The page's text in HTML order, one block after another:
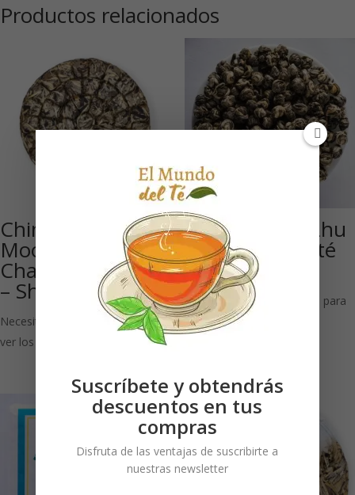
Productos relacionados
China Silver
Moonlight Beeng
Cha aprox. 200 g
– Sheng
Necesitas estar registrado para
ver los precios
Tai Mu Long Zhu
Bio: Perlas de té
blanco
Necesitas estar registrado para
ver los precios
Suscríbete y obtendrás
descuentos en tus
compras
Disfruta de las ventajas de suscribirte a
nuestras newsletter